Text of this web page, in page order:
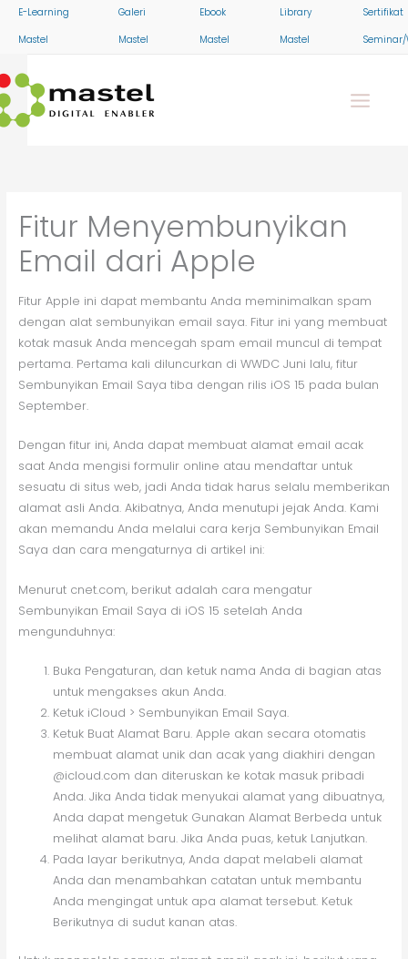
SkipE-Learning
Mastel
Galeri
Mastel
Ebook
Mastel
Library
Mastel
Sertifikat
Fitur Menyembunyikan
Email dari Apple
Fitur Apple ini dapat membantu Anda meminimalkan spam
dengan alat sembunyikan email saya. Fitur ini yang membuat
kotak masuk Anda mencegah spam email muncul di tempat
pertama. Pertama kali diluncurkan di WWDC Juni lalu, fitur
Sembunyikan Email Saya tiba dengan rilis iOS 15 pada bulan
September.
Dengan fitur ini, Anda dapat membuat alamat email acak
saat Anda mengisi formulir online atau mendaftar untuk
sesuatu di situs web, jadi Anda tidak harus selalu memberikan
alamat asli Anda. Akibatnya, Anda menutupi jejak Anda. Kami
akan memandu Anda melalui cara kerja Sembunyikan Email
Saya dan cara mengaturnya di artikel ini:
Menurut cnet.com, berikut adalah cara mengatur
Sembunyikan Email Saya di iOS 15 setelah Anda
mengunduhnya:
Buka Pengaturan, dan ketuk nama Anda di bagian atas
untuk mengakses akun Anda.
Ketuk iCloud > Sembunyikan Email Saya.
Ketuk Buat Alamat Baru. Apple akan secara otomatis
membuat alamat unik dan acak yang diakhiri dengan
@icloud.com dan diteruskan ke kotak masuk pribadi
Anda. Jika Anda tidak menyukai alamat yang dibuatnya,
Anda dapat mengetuk Gunakan Alamat Berbeda untuk
melihat alamat baru. Jika Anda puas, ketuk Lanjutkan.
Pada layar berikutnya, Anda dapat melabeli alamat
Anda dan menambahkan catatan untuk membantu
Anda mengingat untuk apa alamat tersebut. Ketuk
Berikutnya di sudut kanan atas.